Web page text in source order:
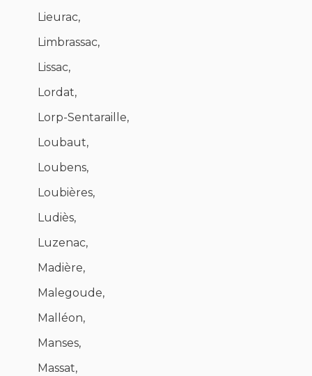
Lieurac,
Limbrassac,
Lissac,
Lordat,
Lorp-Sentaraille,
Loubaut,
Loubens,
Loubières,
Ludiès,
Luzenac,
Madière,
Malegoude,
Malléon,
Manses,
Massat,